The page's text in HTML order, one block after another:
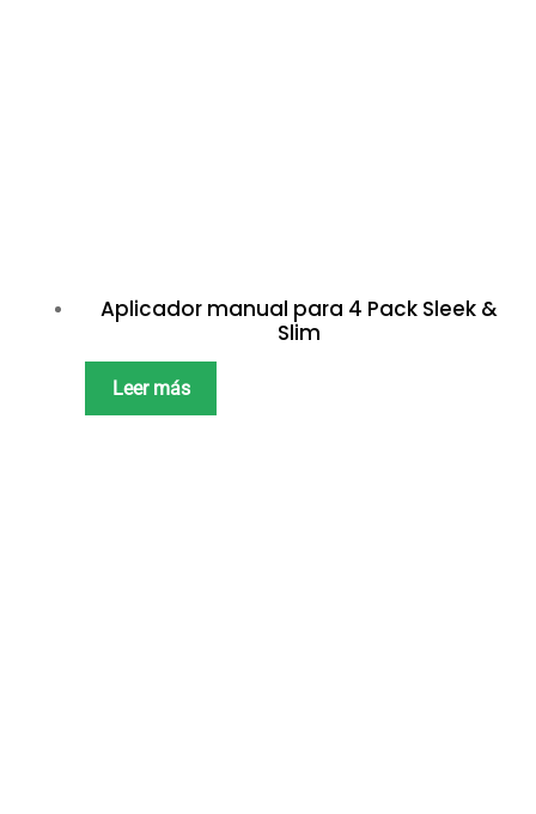
Aplicador manual para 4 Pack Sleek &
Slim
Leer más